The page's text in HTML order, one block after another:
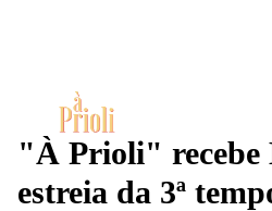
"À Prioli" recebe
estreia da 3ª